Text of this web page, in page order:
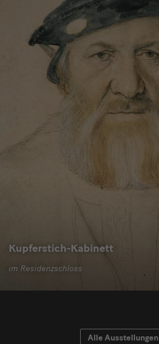
Kupferstich-Kabinett
im Residenzschloss
Alle Ausstellungen